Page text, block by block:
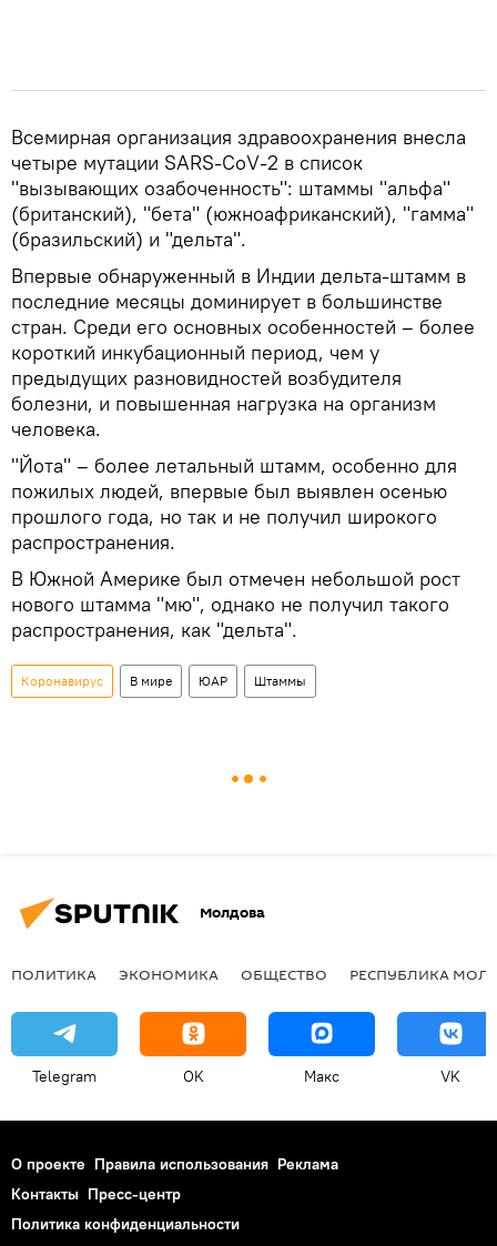
Всемирная организация здравоохранения внесла
четыре мутации SARS-CoV-2 в список
"вызывающих озабоченность": штаммы "альфа"
(британский), "бета" (южноафриканский), "гамма"
(бразильский) и "дельта".
Впервые обнаруженный в Индии дельта-штамм в
последние месяцы доминирует в большинстве
стран. Среди его основных особенностей – более
короткий инкубационный период, чем у
предыдущих разновидностей возбудителя
болезни, и повышенная нагрузка на организм
человека.
"Йота" – более летальный штамм, особенно для
пожилых людей, впервые был выявлен осенью
прошлого года, но так и не получил широкого
распространения.
В Южной Америке был отмечен небольшой рост
нового штамма "мю", однако не получил такого
распространения, как "дельта".
Коронавирус В мире ЮАР Штаммы
Молдова
ПОЛИТИКА ЭКОНОМИКА ОБЩЕСТВО РЕСПУБЛИКА
Telegram OK Макс VK
О проекте Правила использования Реклама
Контакты Пресс-центр
Политика конфиденциальности